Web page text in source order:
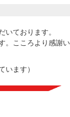
いております。
。こころより感謝い
います）